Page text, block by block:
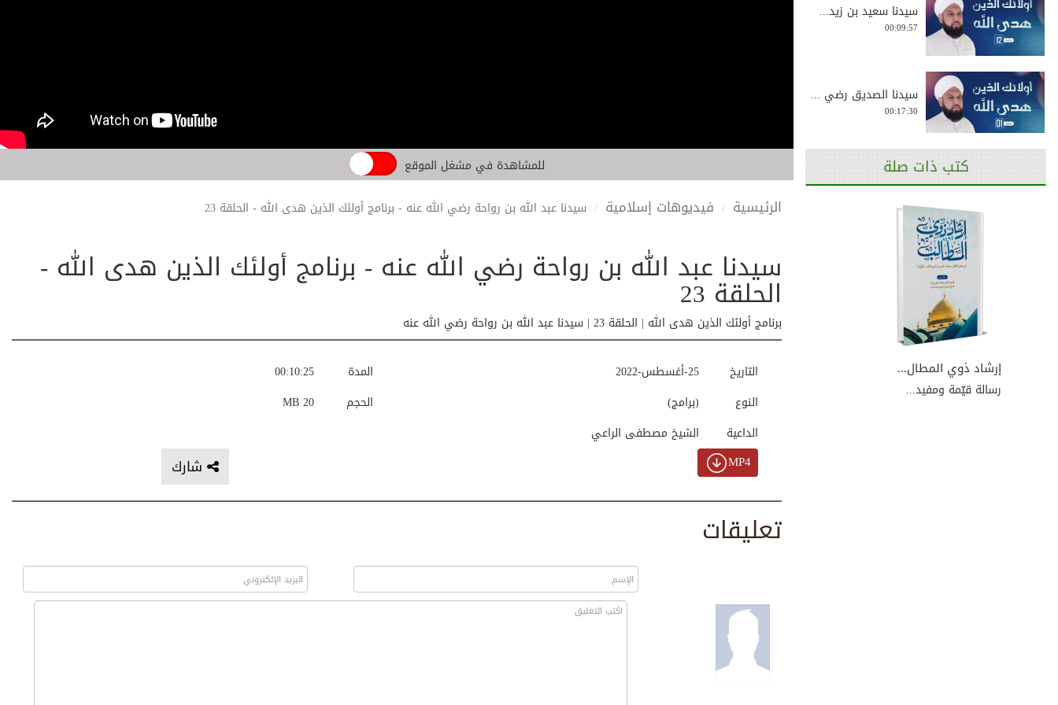
للمشاهدة في مشغل الموقع
الرئيسية فيديوهات إسلامية سيدنا عبد الله بن رواحة رضي الله عنه - برنامج أولئك الذين هدى الله - الحلقة 23
سيدنا عبد الله بن رواحة رضي الله عنه - برنامج أولئك الذين هدى الله -
الحلقة 23
برنامج أولئك الذين هدى الله | الحلقة 23 | سيدنا عبد الله بن رواحة رضي الله عنه
00:10:25
المدة
20 MB
الحجم
25-أغسطس-2022
التاريخ
(برامج)
النوع
الشيخ مصطفى الراعي
الداعية
شارك MP4
تعليقات
سيدنا سعيد بن زيد...
00:09:57
سيدنا الصديق رضي ...
00:17:30
سيدنا سعد بن أبي ...
سيدتنا الصديقة عا...
سيدنا الزبير بن ا...
00:12:43
كتب ذات صلة
إرشاد ذوي المطال...
رسالة قيّمة ومفيد...